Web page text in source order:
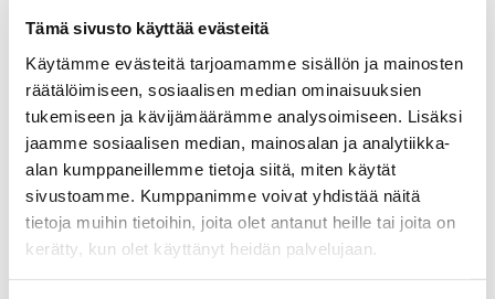
Tämä sivusto käyttää evästeitä
Käytämme evästeitä tarjoamamme sisällön ja mainosten
räätälöimiseen, sosiaalisen median ominaisuuksien
tukemiseen ja kävijämäärämme analysoimiseen. Lisäksi
jaamme sosiaalisen median, mainosalan ja analytiikka-
alan kumppaneillemme tietoja siitä, miten käytät
sivustoamme. Kumppanimme voivat yhdistää näitä
tietoja muihin tietoihin, joita olet antanut heille tai joita on
kerätty, kun olet käyttänyt heidän palvelujaan.